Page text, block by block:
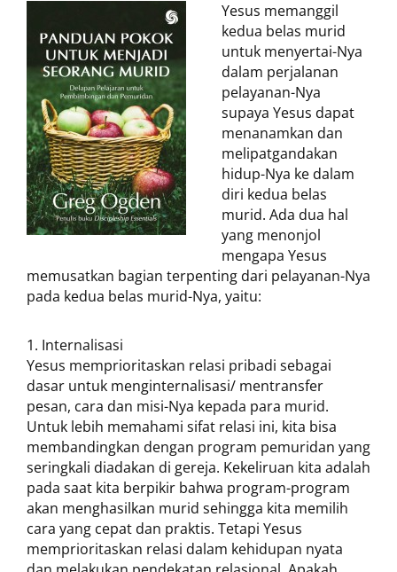
Yesus memanggil
kedua belas murid
untuk menyertai-Nya
dalam perjalanan
pelayanan-Nya
supaya Yesus dapat
menanamkan dan
melipatgandakan
hidup-Nya ke dalam
diri kedua belas
murid. Ada dua hal
yang menonjol
mengapa Yesus
memusatkan bagian terpenting dari pelayanan-Nya
pada kedua belas murid-Nya, yaitu:
Internalisasi
Yesus memprioritaskan relasi pribadi sebagai
dasar untuk menginternalisasi/ mentransfer
pesan, cara dan misi-Nya kepada para murid.
Untuk lebih memahami sifat relasi ini, kita bisa
membandingkan dengan program pemuridan yang
seringkali diadakan di gereja. Kekeliruan kita adalah
pada saat kita berpikir bahwa program-program
akan menghasilkan murid sehingga kita memilih
cara yang cepat dan praktis. Tetapi Yesus
memprioritaskan relasi dalam kehidupan nyata